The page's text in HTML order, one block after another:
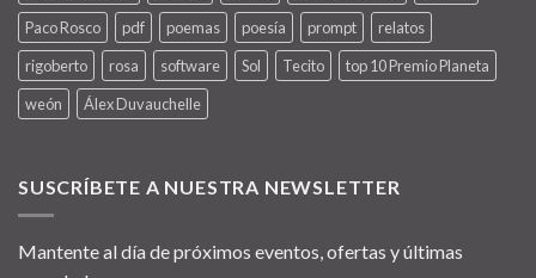
Paco Rosco
pdf poemas poesía prompt
relatos
rigoberto
rosa software Sol Tecito
top 10 Premio Planeta
weón
Álex Duvauchelle
SUSCRÍBETE A NUESTRA NEWSLETTER
Mantente al día de próximos eventos, ofertas y últimas